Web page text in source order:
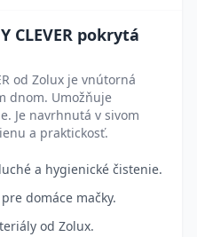
CLEVER pokrytá
od Zolux je vnútorná
dnom. Umožňuje
Je navrhnutá v sivom
a praktickosť.
a hygienické čistenie.
domáce mačky.
od Zolux.